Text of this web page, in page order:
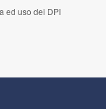
ed uso dei DPI